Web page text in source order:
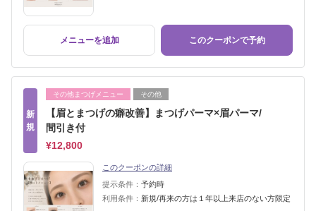
メニューを追加 このクーポンで予約
新
規
その他まつげメニュー その他
【眉とまつげの癖改善】まつげパーマ×眉パーマ/
間引き付
¥12,800
このクーポンの詳細
提示条件： 予約時
利用条件： 新規/再来の方は１年以上来店のない方限定